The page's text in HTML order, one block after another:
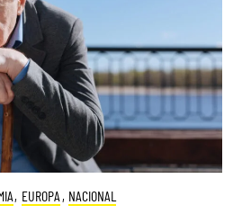
, EUROPA , NACIONAL